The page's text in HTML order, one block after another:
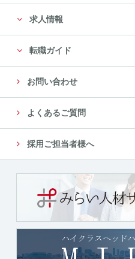
に限定します。
尚、委託先は、十分な個人
いる委託先を選定し、安全
う、委託先に対する必要か
ます。
５．個人情報の第三者への
当社では、収集した個人情
当する場合を除き、いかな
または開示いたしません。
（１）法令に基づく場合
（２）人の生命、身体又
ある場合であって、本人
困難であるとき
（３）公衆衛生の向上又
ために特に必要がある場
同意を得ることが困難であ
求人情報
転職ガイド
お問い合わせ
よくあるご質問
採用ご担当者様へ